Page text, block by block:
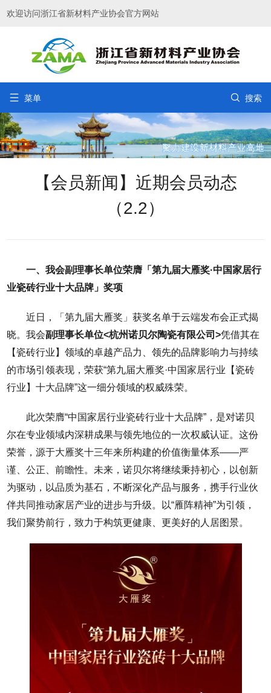
欢迎访问浙江省新材料产业协会官方网站
 菜单  搜索
【会员新闻】近期会员动态
（2.2）
一、我会副理事长单位荣膺「第九届大雁奖·中国家居行
业瓷砖行业十大品牌」奖项
近日，「第九届大雁奖」获奖名单于云端发布会正式揭
晓。我会副理事长单位<杭州诺贝尔陶瓷有限公司>凭借其在
【瓷砖行业】领域的卓越产品力、领先的品牌影响力与持续
的市场引领表现，荣获“第九届大雁奖·中国家居行业【瓷砖
行业】十大品牌”这一细分领域的权威殊荣。
此次荣膺“中国家居行业瓷砖行业十大品牌”，是对诺贝
尔在专业领域内深耕成果与领先地位的一次权威认证。这份
荣誉，源于大雁奖十三年来所构建的价值衡量体系——严
谨、公正、前瞻性。未来，诺贝尔将继续秉持初心，以创新
为驱动，以品质为基石，不断深化产品与服务，携手行业伙
伴共同推动家居产业的进步与升级。以“雁阵精神”为引领，
我们聚势前行，致力于构筑更健康、更美好的人居图景。